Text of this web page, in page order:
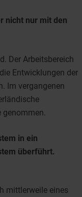
nicht nur mit den
Der Arbeitsbereich
Entwicklungen der
Im vergangenen
in ein
überführt.
mittlerweile eines